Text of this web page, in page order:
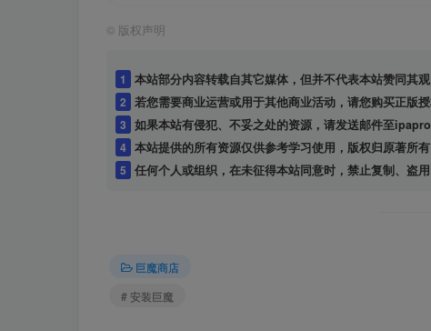
© 版权声明
1
本站部分内容转载自其它媒体，但并不代表本站赞同其观
2 若您需要商业运营或用于其他商业活动，请您购买正版授
3 如果本站有侵犯、不妥之处的资源，请发送邮件至
4 本站提供的所有资源仅供参考学习使用，版权归原著所
5 任何个人或组织，在未征得本站同意时，禁止复制、盗
巨魔商店
# 安装巨魔